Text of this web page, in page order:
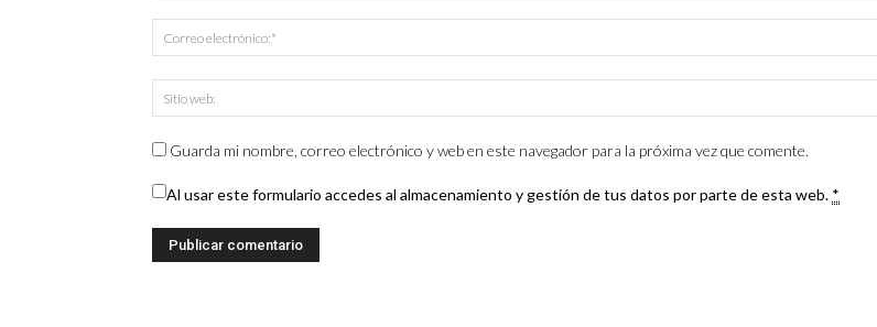
Guarda mi nombre, correo electrónico y web en este navegador para la próxima vez que comente.
Al usar este formulario accedes al almacenamiento y gestión de tus datos por parte de esta web. *